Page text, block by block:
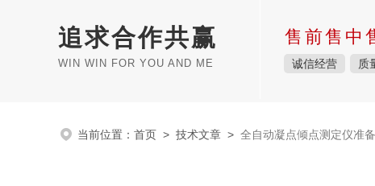
追求合作共赢
WIN WIN FOR YOU AND ME
售前售中
诚信经营 质
当前位置： 首页 > 技术文章 > 全自动凝点倾点测定仪准